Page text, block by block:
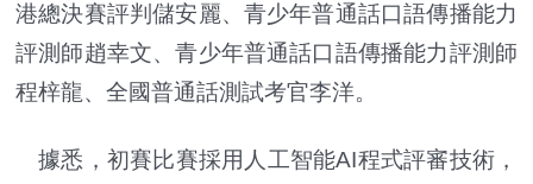
港總決賽評判儲安麗、青少年普通話口語傳播能力
評測師趙幸文、青少年普通話口語傳播能力評測師
程梓龍、全國普通話測試考官李洋。
據悉，初賽比賽採用人工智能AI程式評審技術，